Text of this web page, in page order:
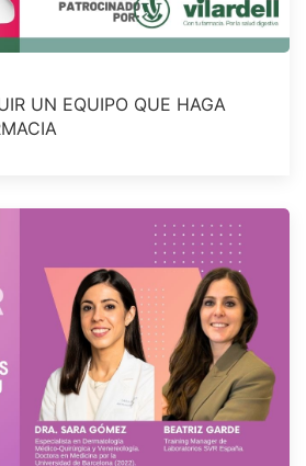
UN EQUIPO QUE HAGA